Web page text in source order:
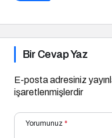
Bir Cevap Yaz
E-posta adresiniz
işaretlenmişlerdir
Yorumunuz *